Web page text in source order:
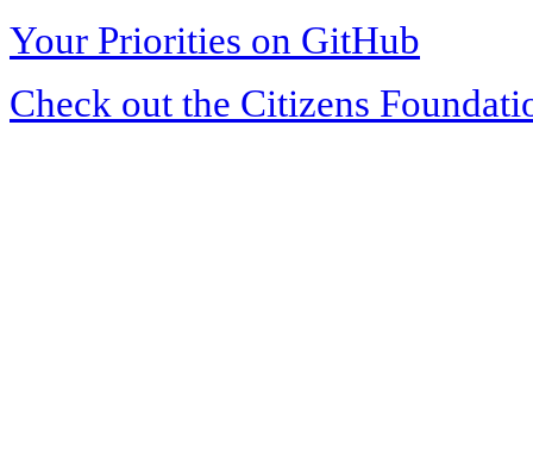
Your Priorities on GitHub
Check out the Citizens